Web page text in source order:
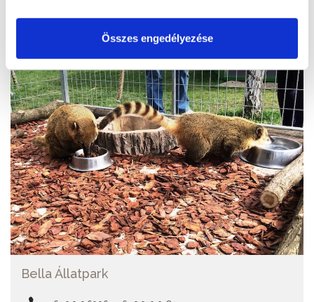
Összes engedélyezése
BŐVEBBEN
Bella Állatpark